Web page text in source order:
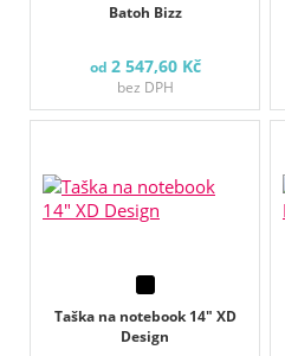
Batoh Bizz
od 2 547,60 Kč
bez DPH
Taška na notebook 14" XD
Design